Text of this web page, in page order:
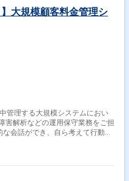
大規模顧客料金管理シ
害解析などの運用保守業務をご担
会話ができ、自ら考えて行動で